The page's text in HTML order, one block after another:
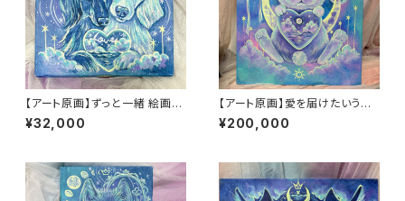
【アート原画】ずっと一緒 絵画
¥32,000
【アート原画】愛を届けたいうさ
ぎ 1点もの アクリル画
¥200,000